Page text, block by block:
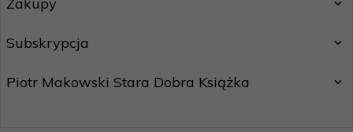
Subskrypcja
Piotr Makowski Stara Dobra Książka